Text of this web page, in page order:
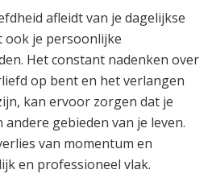
afleidt van je dagelijkse
ook je persoonlijke
Het constant nadenken over
op bent en het verlangen
kan ervoor zorgen dat je
gebieden van je leven.
van momentum en
en professioneel vlak.